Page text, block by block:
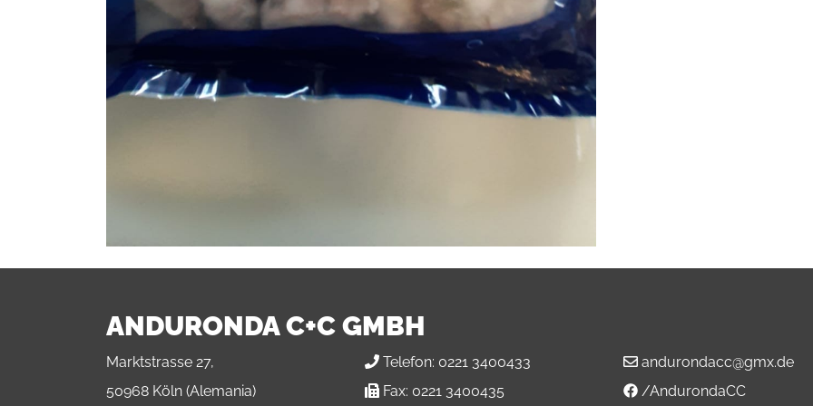
ANDURONDA C+C GMBH
Marktstrasse 27,
50968 Köln (Alemania)
Telefon: 0221 3400433
Fax: 0221 3400435
andurondacc@gmx.de
/AndurondaCC